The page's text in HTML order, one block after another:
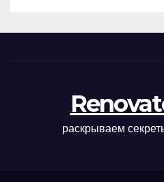
раскрываем